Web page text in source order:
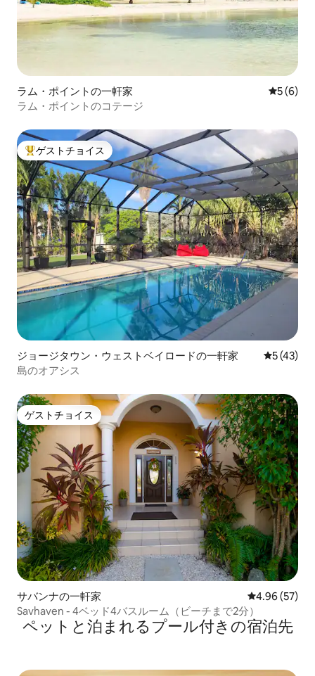
ラム・ポイントの一軒家 レビュー
5 (6)
ラム・ポイントのコテージ
大好評のゲストチョイスです。
ゲストチョイス
ジョージタウン・ウェストベイロードの一軒家 レビュー
5 (43)
島のオアシス
ゲストチョイス
ゲストチョイス
サバンナの一軒家 レビュー57
4.96 (57)
Savhaven - 4ベッド4バスルーム（ビーチまで2分）
ペットと泊まれるプール付きの宿泊先